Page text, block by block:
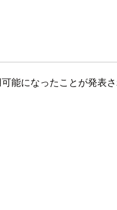
能になったことが発表さ